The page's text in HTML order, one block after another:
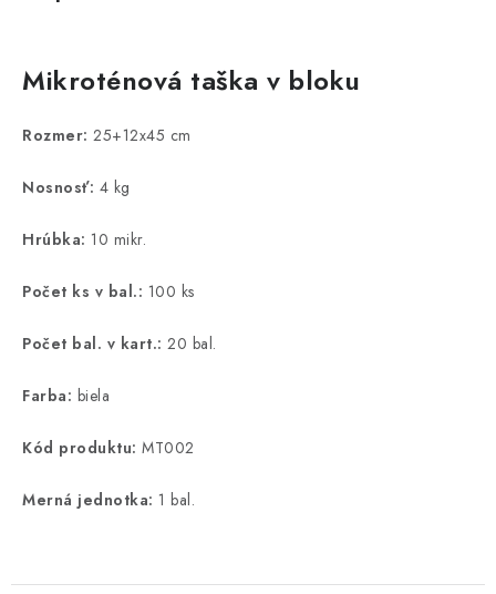
Mikroténová taška v bloku
Rozmer: 25+12x45 cm
Nosnosť: 4 kg
Hrúbka: 10 mikr.
Počet ks v bal.: 100 ks
Počet bal. v kart.: 20 bal.
Farba: biela
Kód produktu: MT002
Merná jednotka: 1 bal.